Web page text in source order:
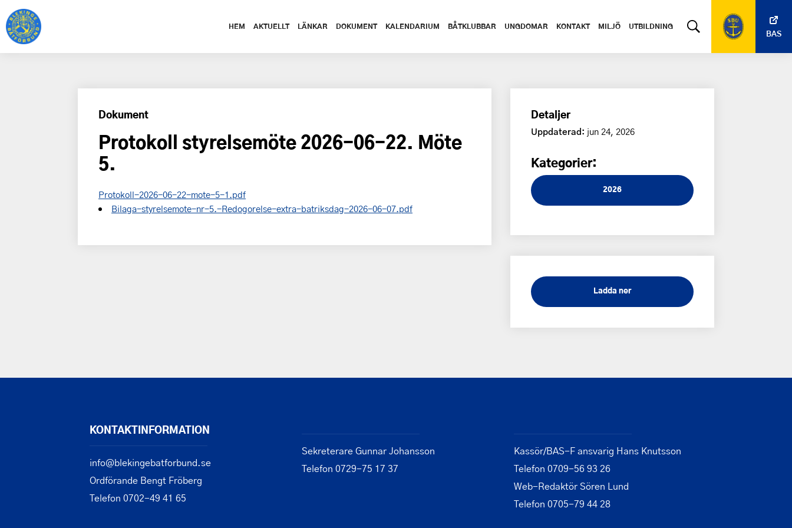
HEM AKTUELLT LÄNKAR DOKUMENT KALENDARIUM BÅTKLUBBAR UNGDOMAR KONTAKT MILJÖ UTBILDNING
BAS
Dokument
Protokoll styrelsemöte 2026-06-22. Möte
5.
Protokoll-2026-06-22-mote-5-1.pdf
Bilaga-styrelsemote-nr-5.-Redogorelse-extra-batriksdag-2026-06-07.pdf
Detaljer
Uppdaterad: jun 24, 2026
Kategorier:
2026
Ladda ner
KONTAKTINFORMATION
info@blekingebatforbund.se
Ordförande Bengt Fröberg
Telefon 0702-49 41 65
Sekreterare Gunnar Johansson
Telefon 0729-75 17 37
Kassör/BAS-F ansvarig Hans Knutsson
Telefon 0709-56 93 26
Web-Redaktör Sören Lund
Telefon 0705-79 44 28